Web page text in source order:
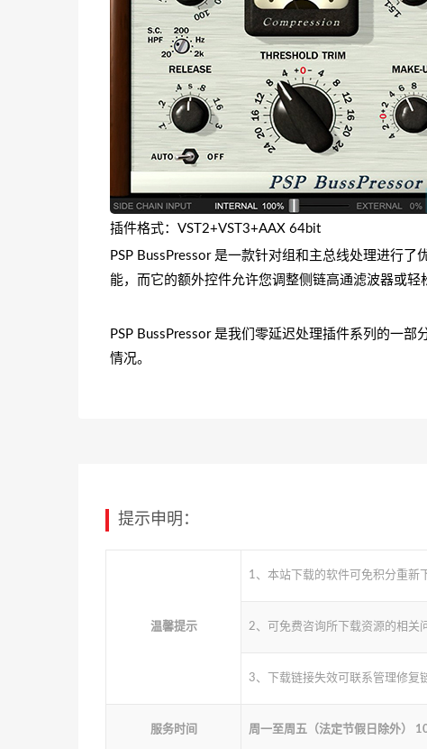
插件格式：VST2+VST3+AAX 64bit
PSP BussPressor 是一款针对组和主总线处理进行
能，而它的额外控件允许您调整侧链高通滤波器或轻
PSP BussPressor 是我们零延迟处理插件系列的一
情况。
提示申明：
温馨提示
1、本站下载的软件可免积分重新
2、可免费咨询所下载资源的相关
3、下载链接失效可联系管理修复
服务时间 周一至周五（法定节假日除外）